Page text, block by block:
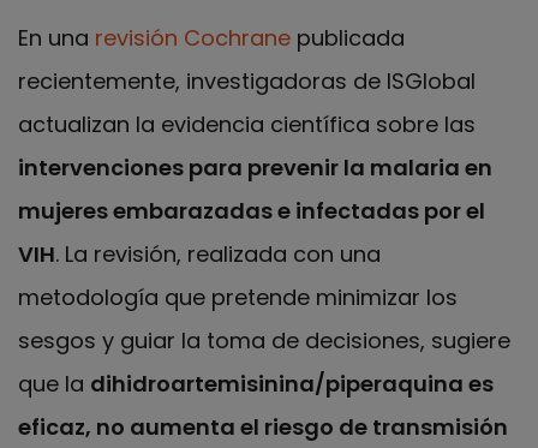
En una revisión Cochrane publicada
recientemente, investigadoras de ISGlobal
actualizan la evidencia científica sobre las
intervenciones para prevenir la malaria en
mujeres embarazadas e infectadas por el
VIH. La revisión, realizada con una
metodología que pretende minimizar los
sesgos y guiar la toma de decisiones, sugiere
que la dihidroartemisinina/piperaquina es
eficaz, no aumenta el riesgo de transmisión